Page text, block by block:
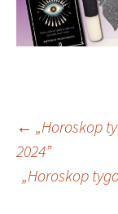
wpisu
← „Horoskop
2024”
„Horoskop